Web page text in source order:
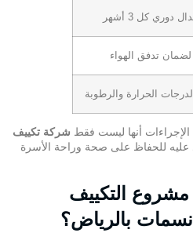
دوري كل 3 أشهر
تدفق الهواء
الحرارة والرطوبة
أنها ليست فقط شركة تكييف
عليه للحفاظ على صحة وراحة الأسرة
التكييف
بالرياض؟